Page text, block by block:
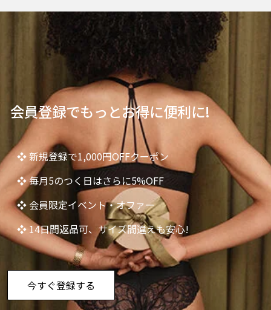
会員登録でもっとお得に便利に!
❖ 新規登録で1,000円OFFクーポン
❖ 毎月5のつく日はさらに5%OFF
❖ 会員限定イベント・オファー
❖ 14日間返品可、サイズ間違えも安心!
今すぐ登録する